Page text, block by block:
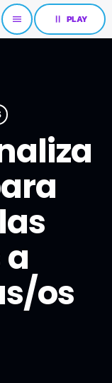
menu pause PLAY
os